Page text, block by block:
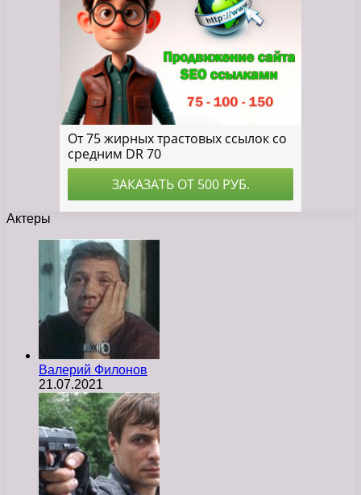
Актеры
Валерий Филонов
21.07.2021